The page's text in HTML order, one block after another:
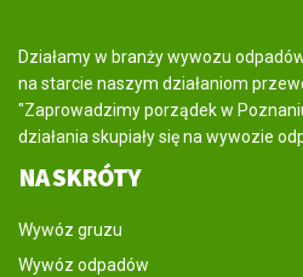
Działamy w branży wywozu
na starcie naszym działaniom
"Zaprowadzimy porządek w
działania skupiały się na wywozie
NA SKRÓTY
Wywóz gruzu
Wywóz odpadów